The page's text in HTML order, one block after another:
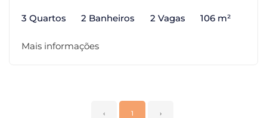
3 Quartos 2 Banheiros 2 Vagas 106 m²
Mais informações
‹ 1 ›